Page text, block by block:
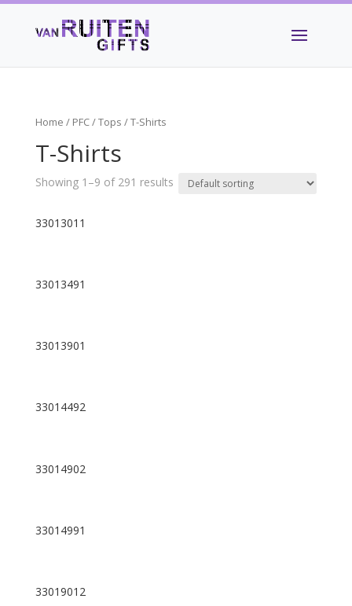
Home / PFC/Tops / T-Shirts
T-Shirts
Showing 1–9 of 291 results
33013011
33013491
33013901
33014492
33014902
33014991
33019012